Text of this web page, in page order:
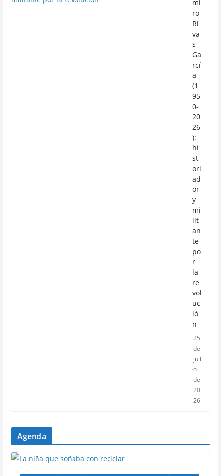
mi
ro
Ri
va
s
Ga
rcí
a
(1
95
0-
20
26
):
hi
st
ori
ad
or
y
mi
lit
an
te
po
r
la
re
vol
uc
ió
n
25
de
juli
o
de
20
26
Agenda